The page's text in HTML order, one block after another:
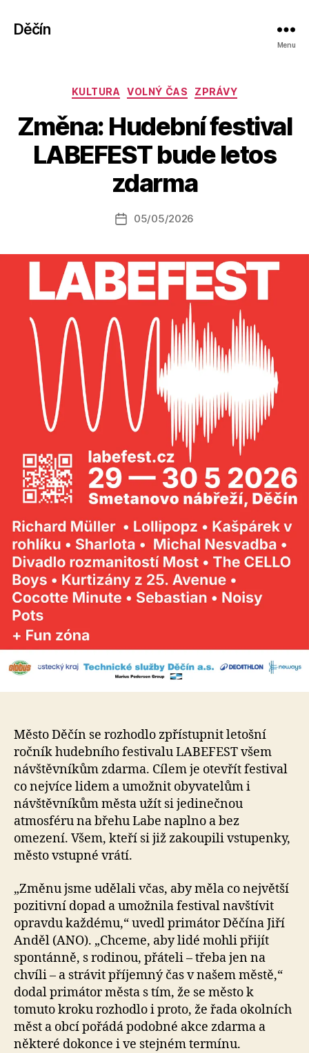
Děčín
Menu
Rubriky
KULTURA VOLNÝ ČAS ZPRÁVY
Změna: Hudební festival
LABEFEST bude letos
zdarma
Autor
příspěvku
u
o
a
s
o
Datum
05/05/2026
Město Děčín se rozhodlo zpřístupnit letošní
ročník hudebního festivalu LABEFEST všem
návštěvníkům zdarma. Cílem je otevřít festival
co nejvíce lidem a umožnit obyvatelům i
návštěvníkům města užít si jedinečnou
atmosféru na břehu Labe naplno a bez
omezení. Všem, kteří si již zakoupili vstupenky,
město vstupné vrátí.
„Změnu jsme udělali včas, aby měla co největší
pozitivní dopad a umožnila festival navštívit
opravdu každému,“ uvedl primátor Děčína Jiří
Anděl (ANO). „Chceme, aby lidé mohli přijít
spontánně, s rodinou, přáteli – třeba jen na
chvíli – a strávit příjemný čas v našem městě,“
dodal primátor města s tím, že se město k
tomuto kroku rozhodlo i proto, že řada okolních
měst a obcí pořádá podobné akce zdarma a
některé dokonce i ve stejném termínu.